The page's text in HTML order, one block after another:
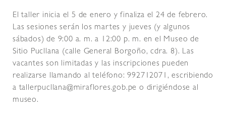
El taller inicia el 5 de enero y finaliza el 24 de febrero.
Las sesiones serán los martes y jueves (y algunos
sábados) de 9:00 a. m. a 12:00 p. m. en el Museo de
Sitio Pucllana (calle General Borgoño, cdra. 8). Las
vacantes son limitadas y las inscripciones pueden
realizarse llamando al teléfono: 992712071, escribiendo
a tallerpucllana@miraflores.gob.pe o dirigiéndose al
museo.